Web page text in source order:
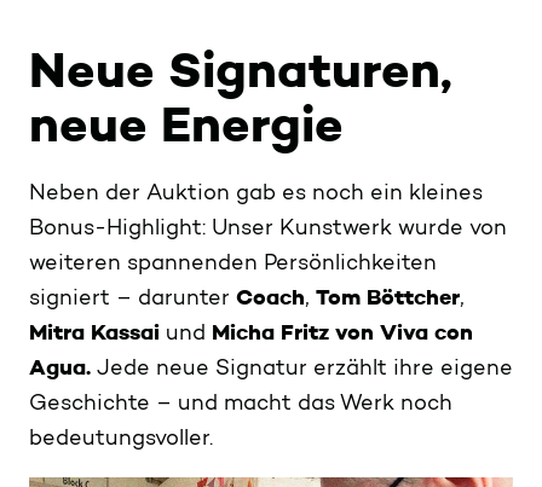
Neue Signaturen,
neue Energie
Neben der Auktion gab es noch ein kleines
Bonus-Highlight: Unser Kunstwerk wurde von
weiteren spannenden Persönlichkeiten
signiert – darunter Coach, Tom Böttcher,
Mitra Kassai und Micha Fritz von Viva con
Agua. Jede neue Signatur erzählt ihre eigene
Geschichte – und macht das Werk noch
bedeutungsvoller.